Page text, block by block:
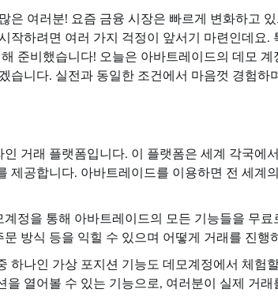
은 여러분! 요즘 금융 시장은 빠르게 변화하고
작하려면 여러 가지 걱정이 앞서기 마련인데요
준비했습니다! 오늘은 아바트레이드의 데모
습니다. 실전과 동일한 조건에서 마음껏 경험
거래 플랫폼입니다. 이 플랫폼은 세계 각국에
제공합니다. 아바트레이드를 이용하면 전 세계
정을 통해 아바트레이드의 모든 기능들을 무
방식 등을 익힐 수 있으며 어떻게 거래를 진행
하나인 가상 포지션 기능도 데모계정에서 체험
을 열어볼 수 있는 기능으로, 여러분이 실제 거